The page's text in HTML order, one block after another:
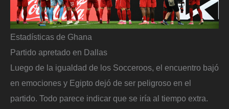
Estadísticas de Ghana
Partido apretado en Dallas
Luego de la igualdad de los Socceroos, el encuentro bajó
en emociones y Egipto dejó de ser peligroso en el
partido. Todo parece indicar que se iría al tiempo extra.